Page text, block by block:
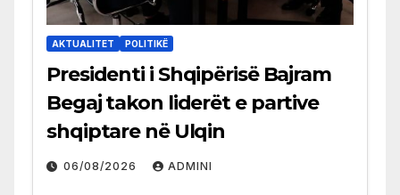
AKTUALITET POLITIKË
Presidenti i Shqipërisë Bajram
Begaj takon liderët e partive
shqiptare në Ulqin
06/08/2026 ADMINI